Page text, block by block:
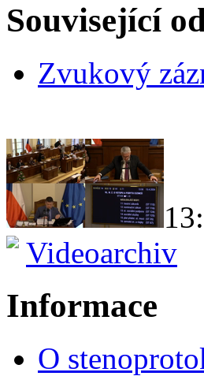
Související
Zvukový
Videoarchiv
Informace
O